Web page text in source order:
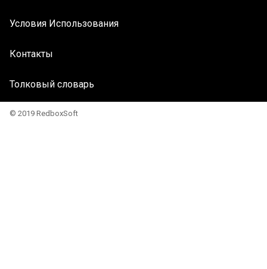
Условия Использования
Контакты
Толковый словарь
© 2019 RedboxSoft